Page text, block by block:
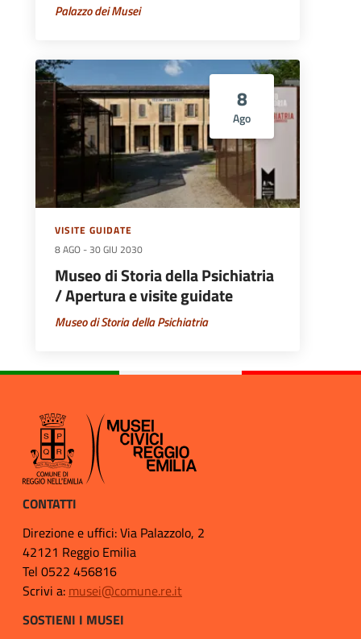
Palazzo dei Musei
8
Ago
VISITE GUIDATE
8 AGO -30 GIU 2030
Museo di Storia della Psichiatria
/ Apertura e visite guidate
Museo di Storia della Psichiatria
CONTATTI
Direzione e uffici: Via Palazzolo, 2
42121 Reggio Emilia
Tel 0522 456816
Scrivi a: musei@comune.re.it
SOSTIENI I MUSEI